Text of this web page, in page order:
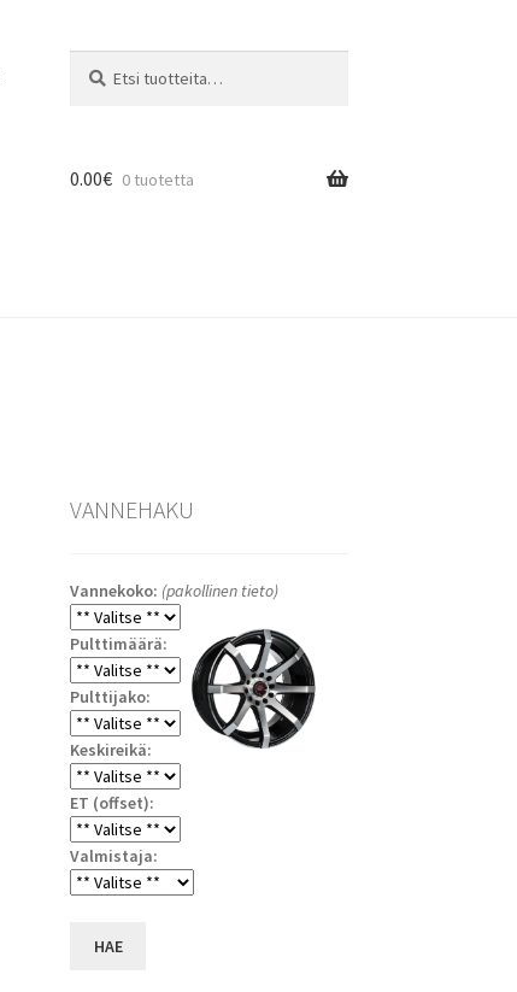
0.00€ 0 tuotetta
VANNEHAKU
Vannekoko: (pakollinen tieto)
Pulttimäärä:
Pulttijako:
Keskireikä:
ET (offset):
Valmistaja:
HAE